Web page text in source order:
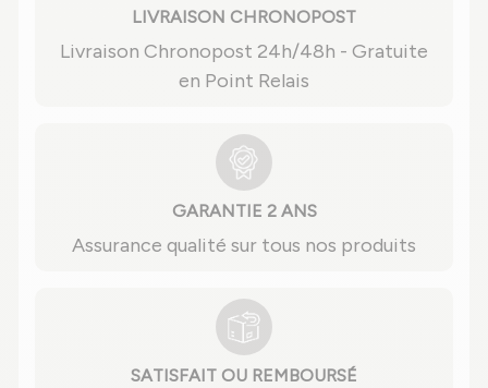
LIVRAISON CHRONOPOST
Livraison Chronopost 24h/48h - Gratuite
en Point Relais
GARANTIE 2 ANS
Assurance qualité sur tous nos produits
SATISFAIT OU REMBOURSÉ